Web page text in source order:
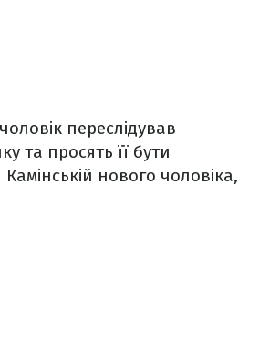
переслідував
та просять її бути
нового чоловіка,